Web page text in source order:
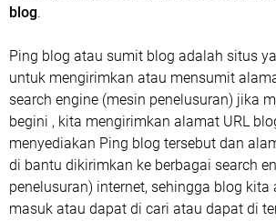
blog.
Ping blog atau sumit blog adalah situs
untuk mengirimkan atau mensumit
search engine (mesin penelusuran) jika
begini , kita mengirimkan alamat URL
menyediakan Ping blog tersebut dan
di bantu dikirimkan ke berbagai search
penelusuran) internet, sehingga blog
masuk atau dapat di cari atau dapat di